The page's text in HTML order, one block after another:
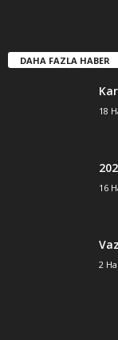
DAHA FAZLA HABER
18
16
2